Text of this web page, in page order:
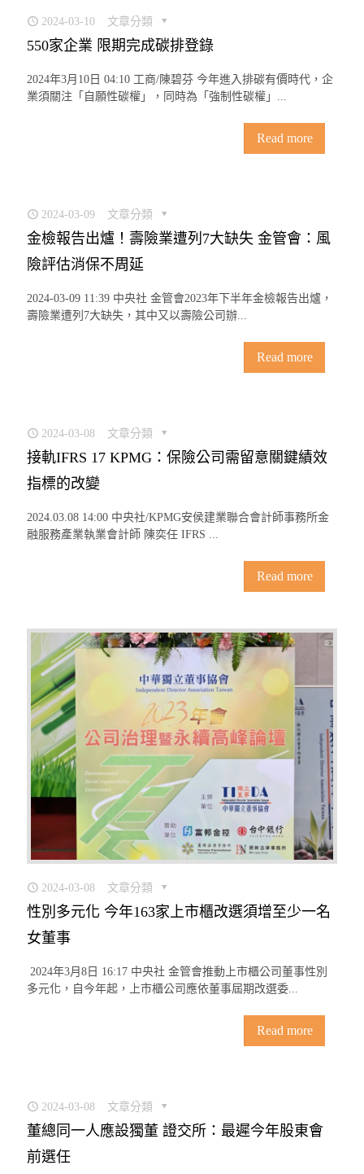
2024-03-10 文章分類
550家企業 限期完成碳排登錄
2024年3月10日 04:10 工商/陳碧芬 今年進入排碳有價時代，企
業須關注「自願性碳權」，同時為「強制性碳權」...
Read more
2024-03-09 文章分類
金檢報告出爐！壽險業遭列7大缺失 金管會：風
險評估消保不周延
2024-03-09 11:39 中央社 金管會2023年下半年金檢報告出爐，
壽險業遭列7大缺失，其中又以壽險公司辦...
Read more
2024-03-08 文章分類
接軌IFRS 17 KPMG：保險公司需留意關鍵績效
指標的改變
2024.03.08 14:00 中央社/KPMG安侯建業聯合會計師事務所金
融服務產業執業會計師 陳奕任 IFRS ...
Read more
2024-03-08 文章分類
性別多元化 今年163家上市櫃改選須增至少一名
女董事
2024年3月8日 16:17 中央社 金管會推動上市櫃公司董事性別
多元化，自今年起，上市櫃公司應依董事屆期改選委...
Read more
2024-03-08 文章分類
董總同一人應設獨董 證交所：最遲今年股東會
前選任